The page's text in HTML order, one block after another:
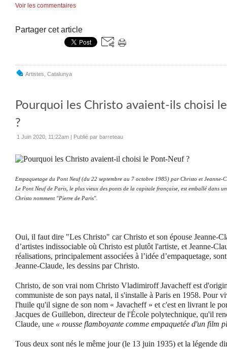
Voir les commentaires
Partager cet article
Artistes Catalunya
Pourquoi les Christo avaient-ils choisi
?
1 Juin 2020, 11:22am Publié par barreteau
Empaquetage du Pont Neuf (du 22 septembre au 7 octobre 1985) par Christo et Jeanne-
Le Pont Neuf de Paris, le plus vieux des ponts de la capitale française, est emballé dans
Christo nomment "Pierre de Paris".
Oui, il faut dire "Les Christo" car Christo et son épouse Jeanne-
d’artistes indissociable où Christo est plutôt l'artiste, et Jeanne-
réalisations, principalement associées à l’idée d’empaquetage,
Jeanne-Claude, les dessins par Christo.
Christo, de son vrai nom Christo Vladimiroff Javacheff est
communiste de son pays natal, il s'installe à Paris en 1958. Pour
l'huile qu'il signe de son nom « Javacheff » et c'est en livrant le
Jacques de Guillebon, directeur de l'École polytechnique, qu'il
Claude, une « rousse flamboyante comme empaquetée d'un film
Tous deux sont nés le même jour (le 13 juin 1935) et la légende